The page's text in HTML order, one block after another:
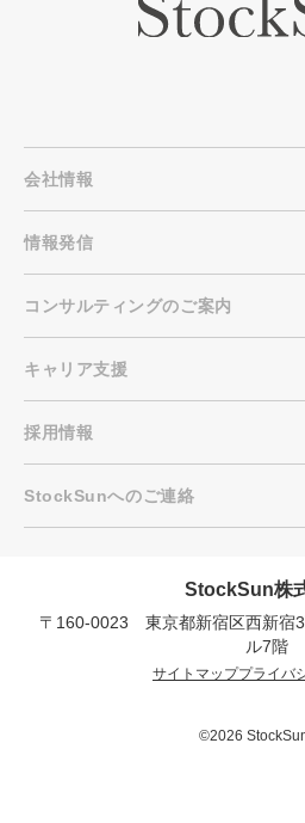
プロに無料相談をする
会
ド
会社情報
情報発信
コンサルティングのご案内
キャリア支援
採用情報
StockSunへのご連絡
StockSun株
〒160-0023 東京都新宿区西新宿
ル7階
サイトマッププライバ
©2026